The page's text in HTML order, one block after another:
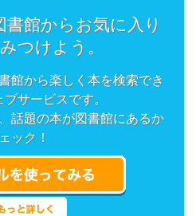
書館からお気に入り
つけよう。
館から楽しく本を検索でき
サービスです。
話題の本が図書館にあるか
ック！